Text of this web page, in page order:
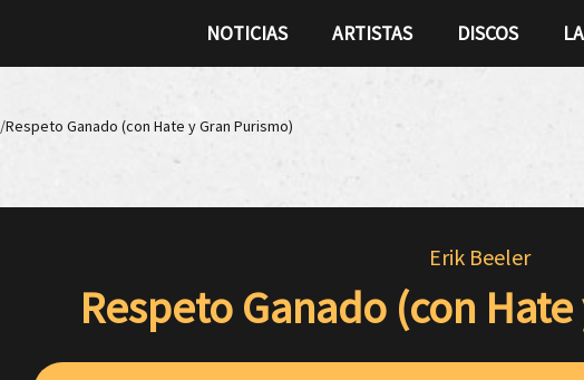
NOTICIAS ARTISTAS DISCOS
/Respeto Ganado (con Hate y Gran Purismo)
Erik Beeler
Respeto Ganado (con